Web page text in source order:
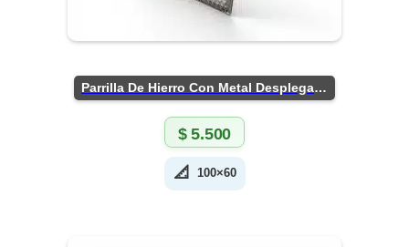
Parrilla De Hierro Con Metal Desplegado
$5.500
📐 100×60